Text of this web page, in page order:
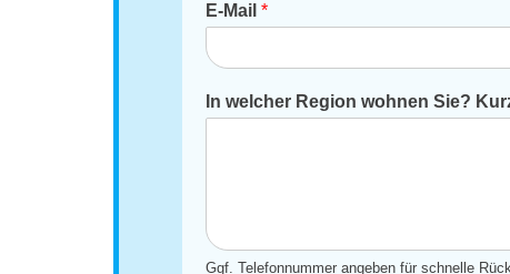
E-Mail*
In welcher Region wohnen Sie?
Ggf. Telefonnummer angeben für schnelle